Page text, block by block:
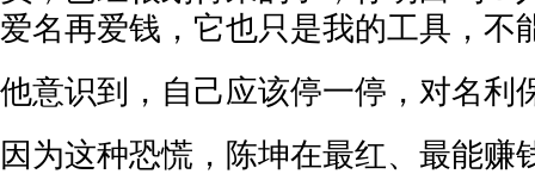
爱名再爱钱，它也只是我的工具，
他意识到，自己应该停一停，对名利
因为这种恐慌，陈坤在最红、最能赚